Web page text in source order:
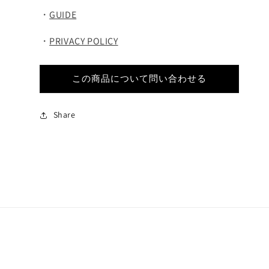
・GUIDE
・ PRIVACY POLICY
この商品について問い合わせる
Share